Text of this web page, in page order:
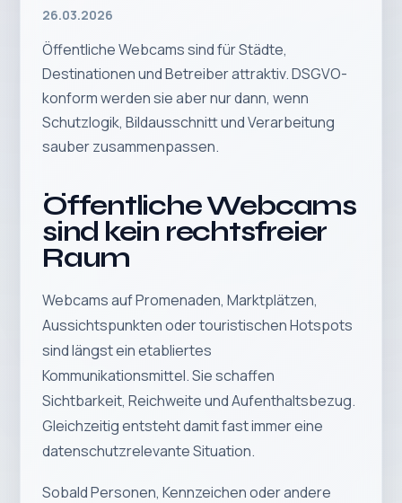
26.03.2026
Öffentliche Webcams sind für Städte,
Destinationen und Betreiber attraktiv. DSGVO-
konform werden sie aber nur dann, wenn
Schutzlogik, Bildausschnitt und Verarbeitung
sauber zusammenpassen.
Öffentliche Webcams
sind kein rechtsfreier
Raum
Webcams auf Promenaden, Marktplätzen,
Aussichtspunkten oder touristischen Hotspots
sind längst ein etabliertes
Kommunikationsmittel. Sie schaffen
Sichtbarkeit, Reichweite und Aufenthaltsbezug.
Gleichzeitig entsteht damit fast immer eine
datenschutzrelevante Situation.
Sobald Personen, Kennzeichen oder andere